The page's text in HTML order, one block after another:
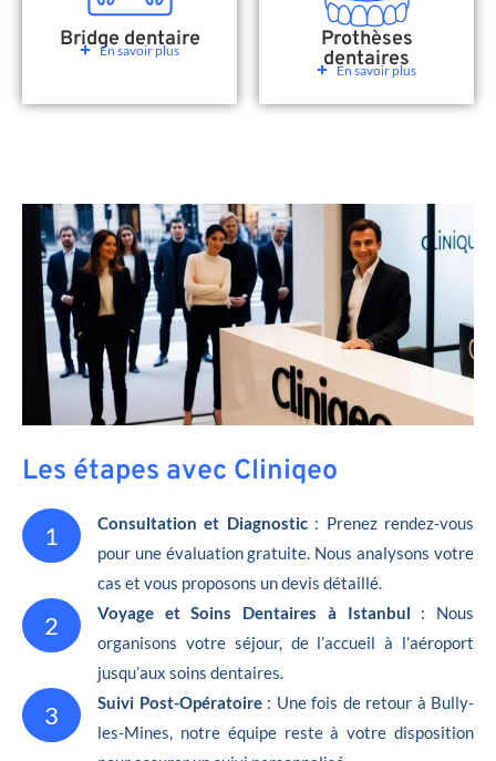
Bridge dentaire
En savoir plus Prothèses
dentaires
En savoir plus
Les étapes avec Cliniqeo
1 Consultation et Diagnostic: Prenez rendez-vous
pour une évaluation gratuite. Nous analysons votre
cas et vous proposons un devis détaillé.
2 Voyage et Soins Dentaires à Istanbul : Nous
organisons votre séjour, de l’accueil à l’aéroport
jusqu’aux soins dentaires.
3 Suivi Post-Opératoire : Une fois de retour à Bully-
les-Mines, notre équipe reste à votre disposition